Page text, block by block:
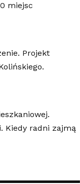
miejsc
Projekt
Kiedy radni zajmą